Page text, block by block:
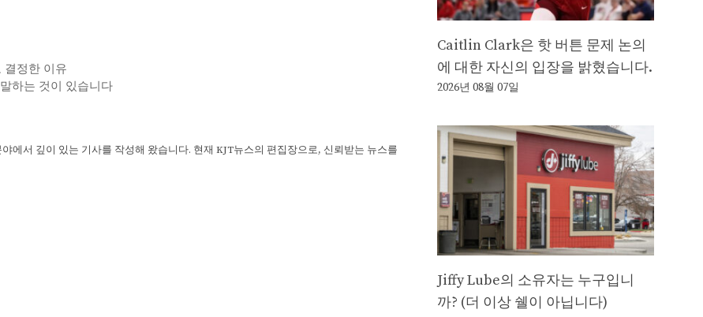
결정한 이유
하는 것이 있습니다
에서 깊이 있는 기사를 작성해 왔습니다. 현재 KJT뉴스의 편집장으로, 신뢰받는 뉴스를
Caitlin Clark은 핫 버튼 문제 논의
에 대한 자신의 입장을 밝혔습니다.
2026년 08월 07일
Jiffy Lube의 소유자는 누구입니
까? (더 이상 쉘이 아닙니다)